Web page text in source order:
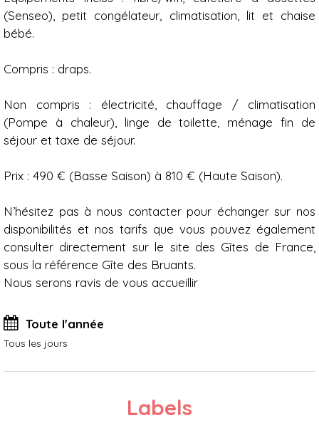
(Senseo), petit congélateur, climatisation, lit et chaise
bébé.
Compris : draps.
Non compris : électricité, chauffage / climatisation
(Pompe à chaleur), linge de toilette, ménage fin de
séjour et taxe de séjour.
Prix : 490 € (Basse Saison) à 810 € (Haute Saison).
N’hésitez pas à nous contacter pour échanger sur nos
disponibilités et nos tarifs que vous pouvez également
consulter directement sur le site des Gîtes de France,
sous la référence Gîte des Bruants.
Nous serons ravis de vous accueillir
Toute l'année
Tous les jours
Labels